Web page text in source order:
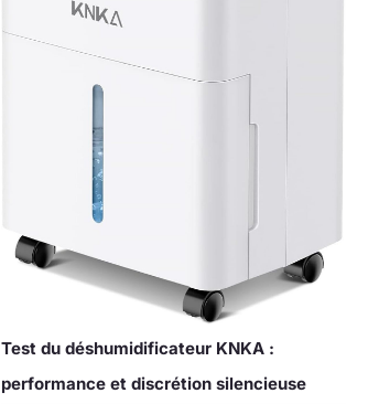
Test du déshumidificateur KNKA :
performance et discrétion silencieuse